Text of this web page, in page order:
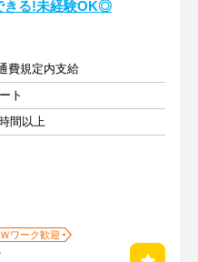
きる!未経験OK◎
費規定内支給
ト
間以上
ワーク歓迎